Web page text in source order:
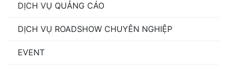
DỊCH VỤ QUẢNG CÁO
DỊCH VỤ ROADSHOW CHUYÊN NGHIỆP
EVENT